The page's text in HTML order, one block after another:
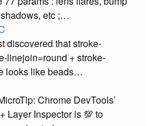
etc ;…
discovered that stroke-
linejoin=round + stroke-
looks like beads…
Chrome DevTools’
Layer Inspector is 💯 to